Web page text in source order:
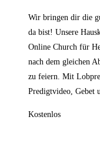
Wir bringen dir die
da bist! Unsere
Online Church für
nach dem gleichen
zu feiern. Mit
Predigtvideo, Gebet
Kostenlos